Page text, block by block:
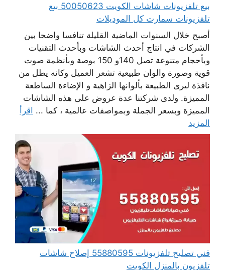
بيع تلفزيونات شاشات الكويت 50050623 بيع
تلفزيونات سمارت كل الموديلات
أصبح خلال السنوات الماضية القليلة تنافسا واضحا بين
الشركات في انتاج أحدث الشاشات وبأحدث التقنيات
وبأحجام متنوعة تصل 140و 150 بوصة وبأنظمة صوت
قوية وصورة والوان طبيعية تشعر العميل وكانه يطل من
نافذة ليرى الطبيعة بألوانها الزاهية و الإضاءة الساطعة
المميزة. ولدى شركتنا عدة عروض على هذه الشاشات
المميزة وبسعر الجملة وبمواصفات عالمية ، كما ... اقرأ
المزيد
فني تصليح تلفزيونات 55880595 إصلاح شاشات
تلفزيون بالمنزل الكويت